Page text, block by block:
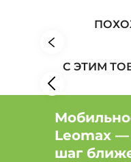
С ЭТИМ
Leomax
шаг